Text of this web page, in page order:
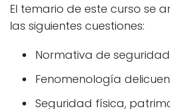
El temario de este curso se
las siguientes cuestiones:
Normativa de
Fenomenología
Seguridad física,